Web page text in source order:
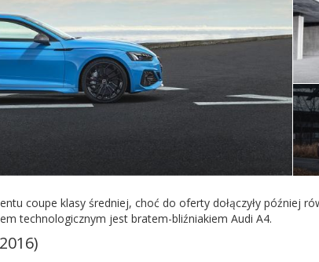
coupe klasy średniej, choć do oferty dołączyły później
technologicznym jest bratem-bliźniakiem Audi A4.